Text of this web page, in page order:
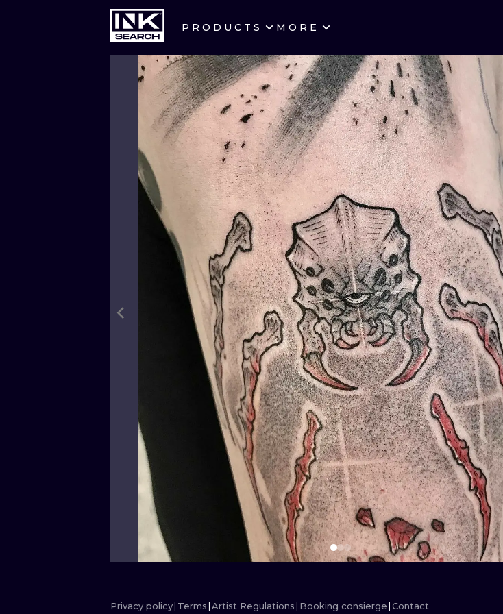
PRODUCTS MORE
CITIES WARSAW
CRACOW WROCLAW
BERLIN LONDON
HEIDELBERG EDINBURGH
MANCHESTER AMSTERDAM
PRAGUE VIENNA
BUDAPEST
STYLES
LETTERING
NEW SCHOOL
SURREALISM
BIOMECHANICAL
TRIBAL
JAPANESE
CARTOONS
ILUSTRATION
MINIMALISM
UV
Privacy policy Terms Artist Regulations Booking consierge Contact